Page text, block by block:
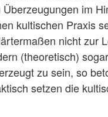
im
kultischen Praxis
nicht zur
(theoretisch)
zu sein, so
setzen die